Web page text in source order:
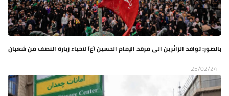
بالصور: توافد الزائرين الى مرقد الإمام الحسين (ع) لاحياء زيارة النصف من شعبان
25/02/24